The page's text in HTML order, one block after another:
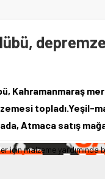
Kahramanmaraş
topladı.Yeşil-
Atmaca satış